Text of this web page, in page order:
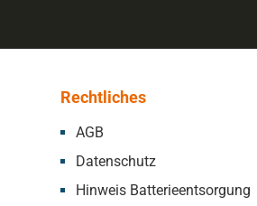
Rechtliches
AGB
Datenschutz
Hinweis Batterieentsorgung